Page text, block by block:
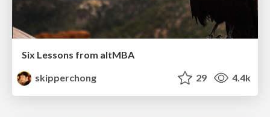
Six Lessons from altMBA
skipperchong
29 4.4k